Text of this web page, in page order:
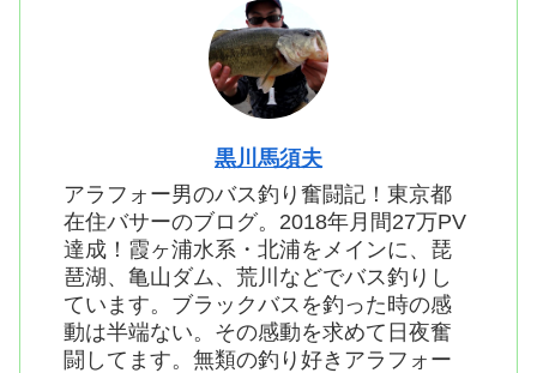
黒川馬須夫
アラフォー男のバス釣り奮闘記！東京都
在住バサーのブログ。2018年月間27万PV
達成！霞ヶ浦水系・北浦をメインに、琵
琶湖、亀山ダム、荒川などでバス釣りし
ています。ブラックバスを釣った時の感
動は半端ない。その感動を求めて日夜奮
闘してます。無類の釣り好きアラフォー